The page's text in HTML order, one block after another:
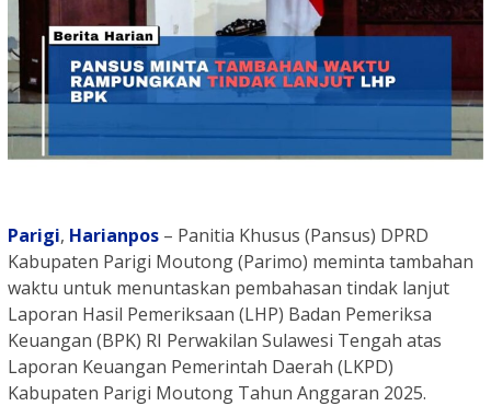
Parigi, Harianpos – Panitia Khusus (Pansus) DPRD
Kabupaten Parigi Moutong (Parimo) meminta tambahan
waktu untuk menuntaskan pembahasan tindak lanjut
Laporan Hasil Pemeriksaan (LHP) Badan Pemeriksa
Keuangan (BPK) RI Perwakilan Sulawesi Tengah atas
Laporan Keuangan Pemerintah Daerah (LKPD)
Kabupaten Parigi Moutong Tahun Anggaran 2025.